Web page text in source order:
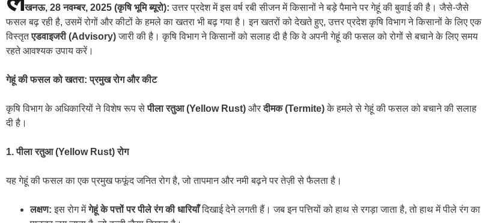
खनऊ, 28 नवम्बर, 2025 (कृषि भूमि ब्यूरो): उत्तर प्रदेश में इस वर्ष रबी सीजन में किसानों ने बड़े पैमाने पर गेहूं की बुवाई की है। जैसे-जैसे
फसल बढ़ रही है, उसमें रोगों और कीटों के हमले का खतरा भी बढ़ गया है। इन खतरों को देखते हुए, उत्तर प्रदेश कृषि विभाग ने किसानों के लिए एक
विस्तृतएडवाइजरी (Advisory)जारी की है। कृषि विभाग ने किसानों को सलाह दी है कि वे अपनी गेहूं की फसल को रोगों से बचाने के लिए समय
रहते आवश्यक उपाय करें।
गेहूं की फसल को खतरा: प्रमुख रोग और कीट
कृषि विभाग के अधिकारियों ने विशेष रूप सेपीला रतुआ (Yellow Rust) औरदीमक (Termite)के हमले से गेहूं की फसल को बचाने की सलाह
दी है।
1. पीला रतुआ (Yellow Rust) रोग
यह गेहूं की फसल का एक प्रमुख फफूंद जनित रोग है, जो तापमान और नमी बढ़ने पर तेज़ी से फैलता है।
लक्षण: इस रोग मेंगेहूं के पत्तों पर पीले रंग की धारियाँदिखाई देने लगती हैं। जब इन पत्तियों को हाथ से रगड़ा जाता है, तो हाथ में पीले रंग का